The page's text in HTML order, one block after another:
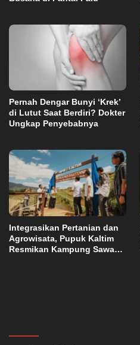
Pernah Dengar Bunyi ‘Krek’
di Lutut Saat Berdiri? Dokter
Ungkap Penyebabnya
Integrasikan Pertanian dan
Agrowisata, Pupuk Kaltim
Resmikan Kampung Sawah